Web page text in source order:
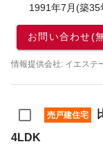
1991年7月(築35
お問い合わせ(
情報提供会社: イエス
売戸建住宅
4LDK